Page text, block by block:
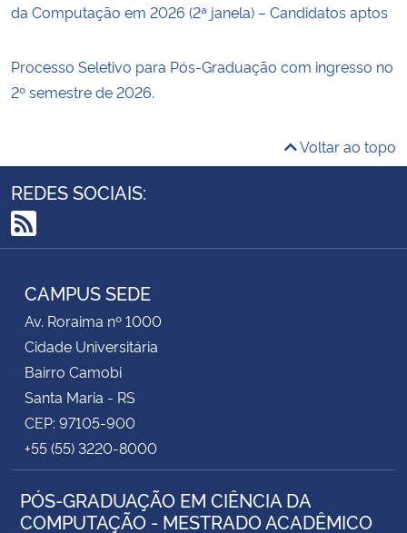
da Computação em 2026 (2ª janela) – Candidatos aptos
Processo Seletivo para Pós-Graduação com ingresso no
2º semestre de 2026.
Voltar ao topo
REDES SOCIAIS:
RSS
CAMPUS SEDE
Av. Roraima nº 1000
Cidade Universitária
Bairro Camobi
Santa Maria - RS
CEP: 97105-900
+55 (55) 3220-8000
PÓS-GRADUAÇÃO EM CIÊNCIA DA
COMPUTAÇÃO - MESTRADO ACADÊMICO